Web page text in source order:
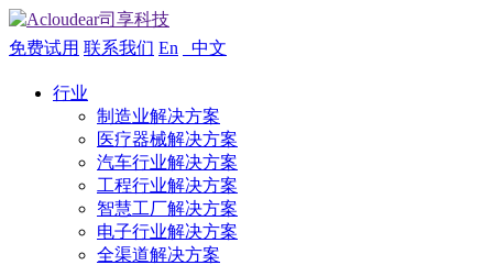
免费试用 联系我们 En 中文
行业
制造业解决方案
医疗器械解决方案
汽车行业解决方案
工程行业解决方案
智慧工厂解决方案
电子行业解决方案
全渠道解决方案